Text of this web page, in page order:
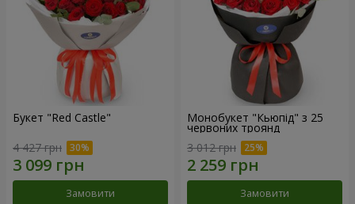
Букет "Red Castle"
4 427 грн
Замовити
Монобукет "Кьюпід" з 25
червоних троянд
3 012 грн
Замовити